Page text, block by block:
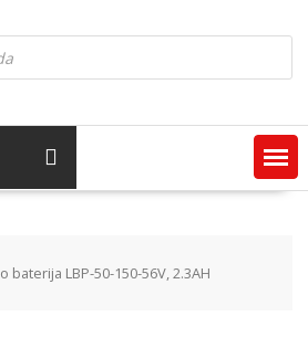
baterija LBP-50-150-56V, 2.3AH